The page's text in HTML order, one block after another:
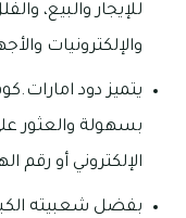
للإيجار والبيع،
والإلكترونيات
يتميز دود
بسهولة والعثور
الإلكتروني أو رقم
بفضل شعبيته